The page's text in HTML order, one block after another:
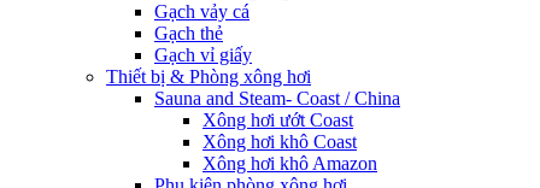
Gạch vảy cá
Gạch thẻ
Gạch vỉ giấy
Thiết bị & Phòng xông hơi
Sauna and Steam- Coast / China
Xông hơi ướt Coast
Xông hơi khô Coast
Xông hơi khô Amazon